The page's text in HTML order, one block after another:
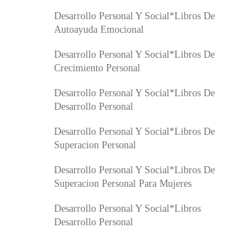
Desarrollo Personal Y Social*Libros De
Autoayuda Emocional
Desarrollo Personal Y Social*Libros De
Crecimiento Personal
Desarrollo Personal Y Social*Libros De
Desarrollo Personal
Desarrollo Personal Y Social*Libros De
Superacion Personal
Desarrollo Personal Y Social*Libros De
Superacion Personal Para Mujeres
Desarrollo Personal Y Social*Libros
Desarrollo Personal